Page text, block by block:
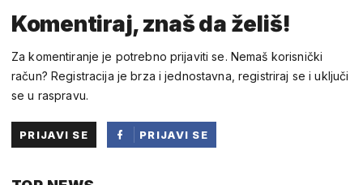
Komentiraj, znaš da želiš!
Za komentiranje je potrebno prijaviti se. Nemaš korisnički
račun? Registracija je brza i jednostavna, registriraj se i uključi
se u raspravu.
PRIJAVI SE
PRIJAVI SE